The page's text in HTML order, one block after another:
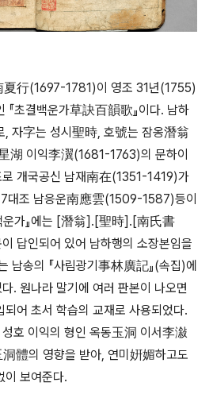
夏行(1697-1781)이 영조 31년(1755)
『초결백운가草訣百韻歌』이다. 남하
, 자字는 성시聖時, 호號는 잠옹潛翁
湖 이익李瀷(1681-1763)의 문하이
로 개국공신 남재南在(1351-1419)가
대조 남응운南應雲(1509-1587)등이
운가』에는 [潛翁]․[聖時]․[南氏書
답인되어 있어 남하행의 소장본임을
남송의 『사림광기事林廣記』(속집)에
. 원나라 말기에 여러 판본이 나오면
어 초서 학습의 교재로 사용되었다.
성호 이익의 형인 옥동玉洞 이서李潊
體의 영향을 받아, 연미姸媚하고도
이 보여준다.